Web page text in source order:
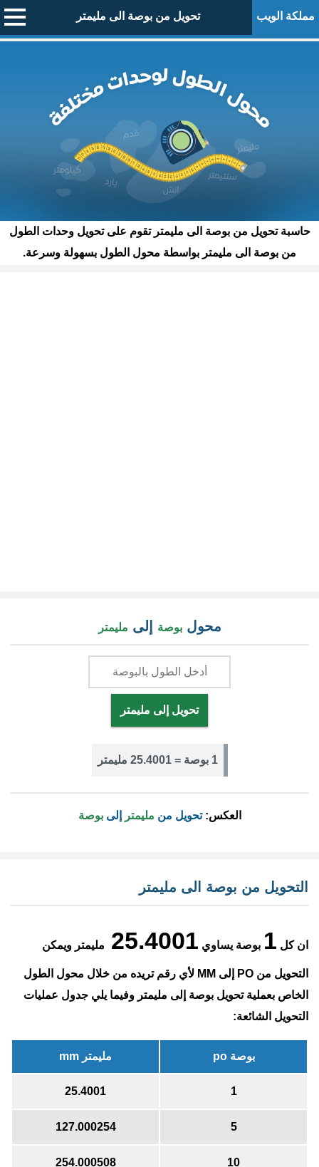
مملكة الويب تحويل من بوصة الى مليمتر
حاسبة تحويل من بوصة الى مليمتر تقوم على تحويل وحدات الطول
من بوصة الى مليمتر بواسطة محول الطول بسهولة وسرعة.
محولبوصة إلى مليمتر
تحويل إلى مليمتر
1 بوصة = 25.4001 مليمتر
العكس:تحويل من مليمتر إلىبوصة
التحويل من بوصة الى مليمتر
ان كل 1 بوصة يساوي 25.4001 مليمتر ويمكن
التحويل من PO إلى MM لأي رقم تريده من خلال محول الطول
الخاص بعملية تحويل بوصة إلى مليمتر وفيما يلي جدول عمليات
التحويل الشائعة:
بوصة po مليمتر mm
1
25.4001
5
127.000254
10
254.000508